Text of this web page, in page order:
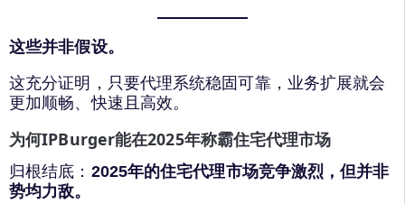
这些并非假设。
这充分证明，只要代理系统稳固可靠，业务扩展就会
更加顺畅、快速且高效。
为何IPBurger能在2025年称霸住宅代理市场
归根结底： 2025年的住宅代理市场竞争激烈，但并非
势均力敌。